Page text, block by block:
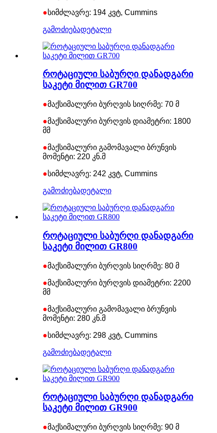
●სიმძლავრე: 194 კვტ, Cummins
გამოძიებადეტალი
როტაციული საბურღი დანადგარი
საკეტი მილით GR700
●მაქსიმალური ბურღვის სიღრმე: 70 მ
●მაქსიმალური ბურღვის დიამეტრი: 1800
მმ
●მაქსიმალური გამომავალი ბრუნვის
მომენტი: 220 კნ.მ
●სიმძლავრე: 242 კვტ, Cummins
გამოძიებადეტალი
როტაციული საბურღი დანადგარი
საკეტი მილით GR800
●მაქსიმალური ბურღვის სიღრმე: 80 მ
●მაქსიმალური ბურღვის დიამეტრი: 2200
მმ
●მაქსიმალური გამომავალი ბრუნვის
მომენტი: 280 კნ.მ
●სიმძლავრე: 298 კვტ, Cummins
გამოძიებადეტალი
როტაციული საბურღი დანადგარი
საკეტი მილით GR900
●მაქსიმალური ბურღვის სიღრმე: 90 მ